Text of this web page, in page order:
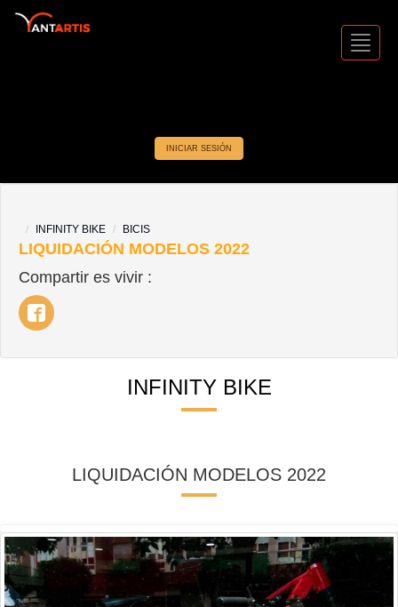
INICIAR SESIÓN
INFINITY BIKE BICIS
LIQUIDACIÓN MODELOS 2022
Compartir es vivir :
INFINITY BIKE
LIQUIDACIÓN MODELOS 2022